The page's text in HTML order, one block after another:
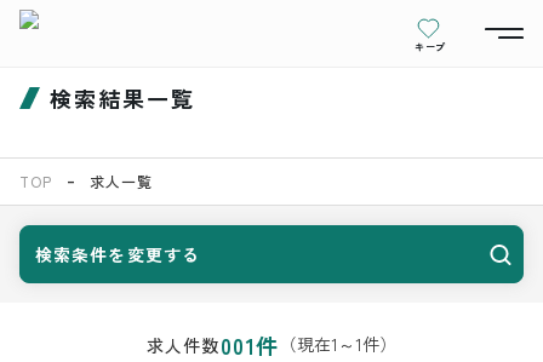
キープ
検索結果一覧
TOP 求人一覧
検索条件を変更する
求人件数001件 （現在1 ～1件）